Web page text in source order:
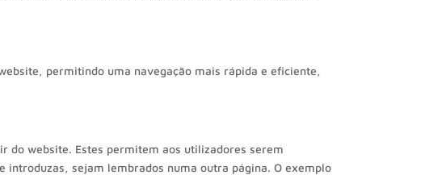
permitindo uma navegação mais rápida e eficiente,
do website. Estes permitem aos utilizadores serem
introduzas, sejam lembrados numa outra página. O exemplo